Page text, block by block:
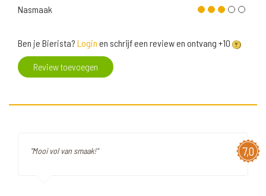
Nasmaak
Ben je Bierista? Login en schrijf een review en ontvang +10
Review toevoegen
7,0
"Mooi vol van smaak!"